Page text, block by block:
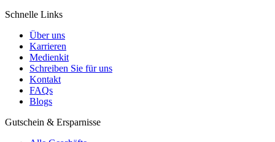
Schnelle Links
Über uns
Karrieren
Medienkit
Schreiben Sie für uns
Kontakt
FAQs
Blogs
Gutschein & Ersparnisse